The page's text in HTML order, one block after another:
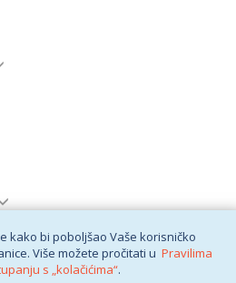
kako bi poboljšao Vaše korisničko
Više možete pročitati u Pravilima
s „kolačićima“.